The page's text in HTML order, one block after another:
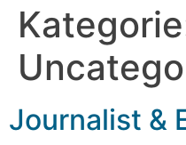
Journalist &